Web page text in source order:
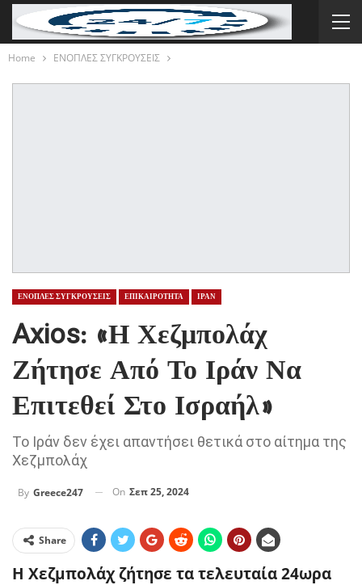
Home ΕΝΟΠΛΕΣ ΣΥΓΚΡΟΥΣΕΙΣ
ΕΝΟΠΛΕΣ ΣΥΓΚΡΟΥΣΕΙΣ ΕΠΙΚΑΙΡΟΤΗΤΑ ΙΡΑΝ
Axios: «Η Χεζμπολάχ
Ζήτησε Από Το Ιράν Να
Επιτεθεί Στο Ισραήλ»
Το Ιράν δεν έχει απαντήσει θετικά στο αίτημα της
Χεζμπολάχ
By Greece247 On Σεπ 25, 2024
Share
H Χεζμπολάχ ζήτησε τα τελευταία 24ωρα